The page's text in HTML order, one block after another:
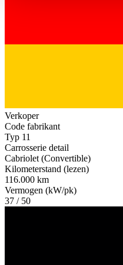
Verkoper
Code fabrikant
Typ 11
Carrosserie detail
Cabriolet (Convertible)
Kilometerstand (lezen)
116.000 km
Vermogen (kW/pk)
37 / 50